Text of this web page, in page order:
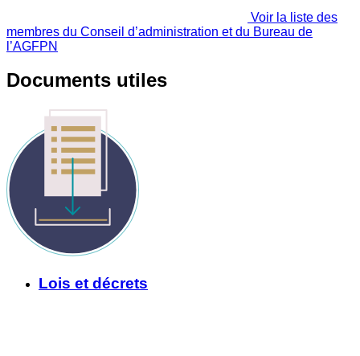
Voir la liste des
membres du Conseil d’administration et du Bureau de
l’AGFPN
Documents utiles
Lois et décrets